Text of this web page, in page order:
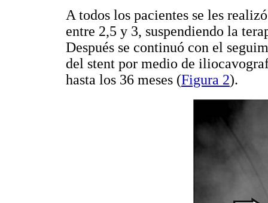
A todos los pacientes se les
entre 2,5 y 3, suspendiendo la
Después se continuó con el
del stent por medio de
hasta los 36 meses (Figura 2).